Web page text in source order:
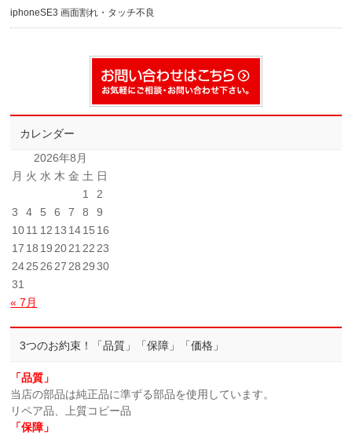
iphoneSE3 画面割れ・タッチ不良
カレンダー
2026年8月
月 火 水 木 金 土 日
1
2
3
4 5 6 7 8
9
1011 12 13 1415 16
17 18 19 2021 22 23
2425 26 27 28 29 30
31
« 7月
3つのお約束！「品質」「保障」「価格」
「品質」
当店の部品は純正品に準ずる部品を使用しています。
リペア品、上質コピー品
「保障」